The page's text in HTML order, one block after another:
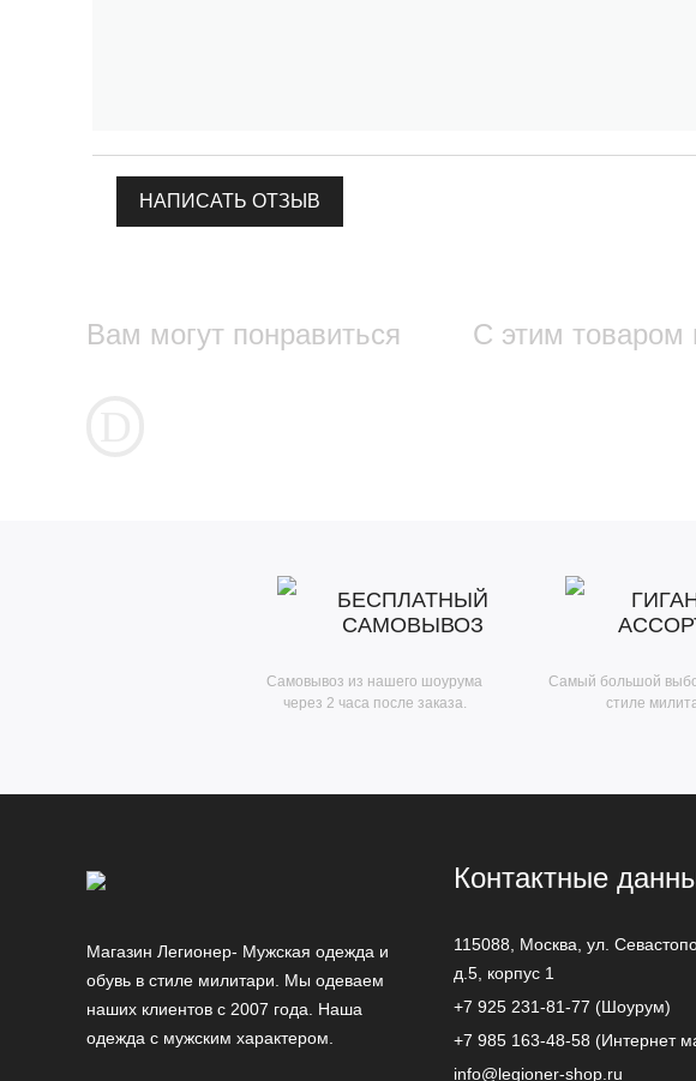
НАПИСАТЬ ОТЗЫВ
Вам могут понравиться С этим товаром
БЕСПЛАТНЫЙ
САМОВЫВОЗ
Самовывоз из нашего шоурума
через 2 часа после заказа.
Самый большой
стиле
Магазин Легионер- Мужская одежда и
обувь в стиле милитари. Мы одеваем
наших клиентов с 2007 года. Наша
одежда с мужским характером.
Контактные
115088, Москва ,ул.
д.5, корпус 1
+7 925 231-81-77 (Шоурум)
+7 985 163-48-58 (Интернет
info@legioner-shop.ru